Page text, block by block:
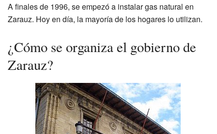
A finales de 1996, se empezó a instalar gas natural en
Zarauz. Hoy en día, la mayoría de los hogares lo utilizan.
¿Cómo se organiza el gobierno de
Zarauz?